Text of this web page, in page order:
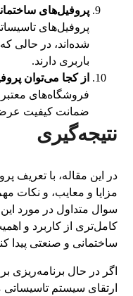
پروفیل‌های
پروفیل‌های
شده‌اند، در حالی
باربری دارند.
از کجا می‌توان
فروشگاه‌های
ضمانت کیفیت
نتیجه‌گیری
در این مقاله، با تعریف
سوال متداول در مورد
کامل‌تری از کاربرد و
ساختمانی و صنعتی پیدا
اگر در حال برنامه‌ریزی
ارتقای سیستم تاسیساتی